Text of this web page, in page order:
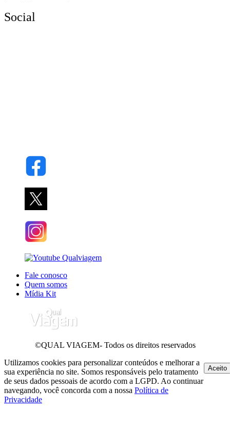
Social
Fale conosco
Quem somos
Mídia Kit
©QUAL VIAGEM- Todos os direitos reservados
Utilizamos cookies para personalizar conteúdos e melhorar a
sua experiência no site. Somos responsáveis pelo tratamento
de seus dados pessoais de acordo com a LGPD. Ao continuar
navegando, você concorda com a nossa Política de
Privacidade
Aceito